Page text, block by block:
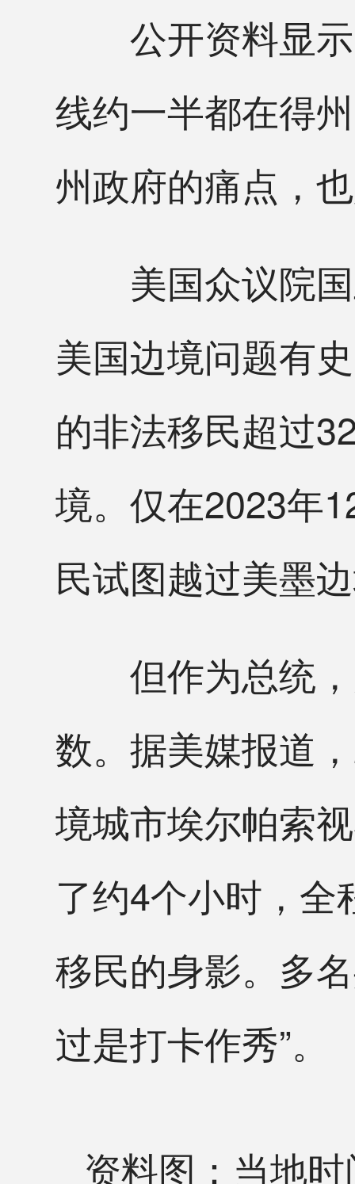
公开资料显示
线约一半都在得
州政府的痛点，
美国众议院国
美国边境问题有
的非法移民超过
境。仅在2023年
民试图越过美墨
但作为总统，
数。据美媒报道
境城市埃尔帕索
了约4个小时，全
移民的身影。多
过是打卡作秀”。
资料图：当地